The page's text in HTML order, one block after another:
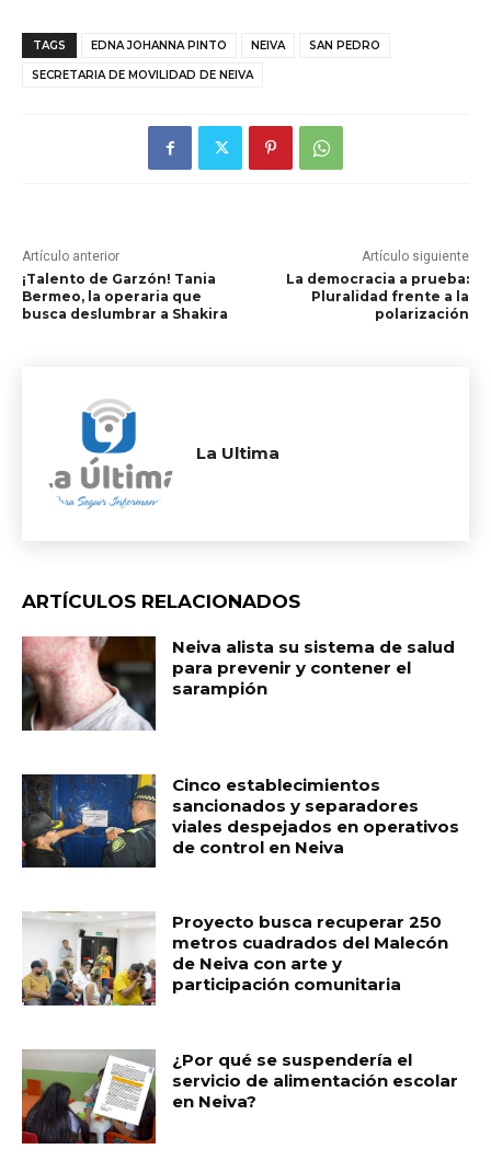
TAGS EDNA JOHANNA PINTO NEIVA SAN PEDRO
SECRETARIA DE MOVILIDAD DE NEIVA
Artículo anterior
​¡Talento de Garzón! Tania
Bermeo, la operaria que
busca deslumbrar a Shakira
Artículo siguiente
La democracia a prueba:
Pluralidad frente a la
polarización
La Ultima
ARTÍCULOS RELACIONADOS
Neiva alista su sistema de salud
para prevenir y contener el
sarampión
Cinco establecimientos
sancionados y separadores
viales despejados en operativos
de control en Neiva
Proyecto busca recuperar 250
metros cuadrados del Malecón
de Neiva con arte y
participación comunitaria
¿Por qué se suspendería el
servicio de alimentación escolar
en Neiva?